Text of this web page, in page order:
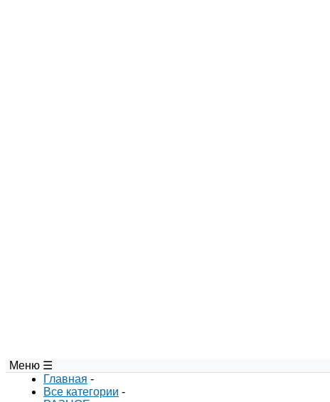
Меню ☰
Главная -
Все категории -